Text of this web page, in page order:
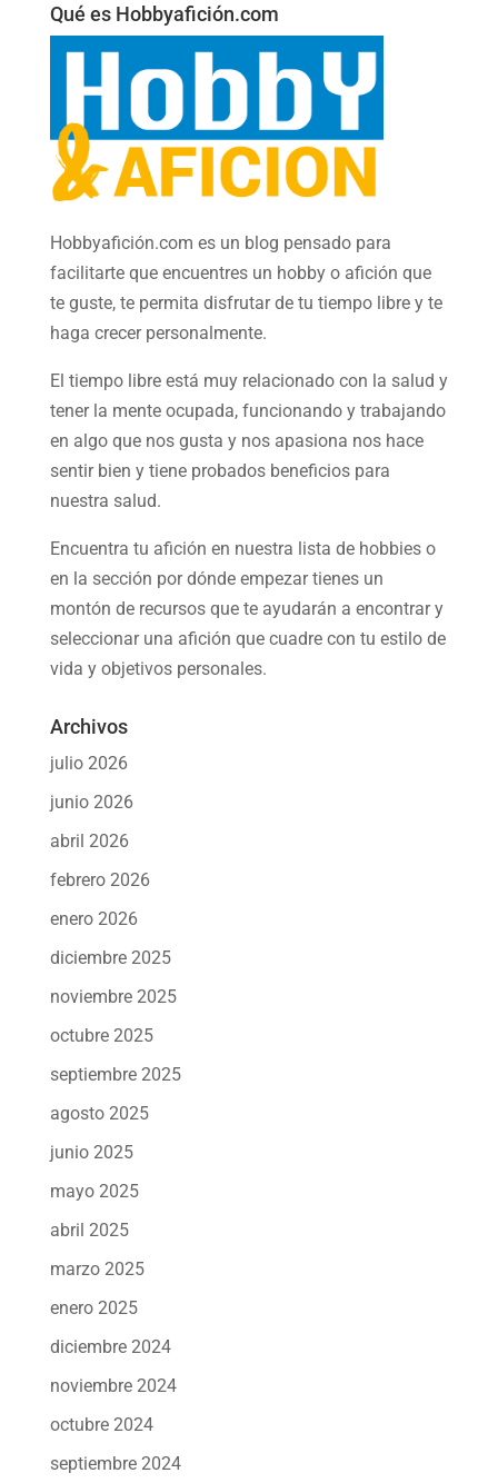
Qué es Hobbyafición.com
Hobbyafición.com es un blog pensado para
facilitarte que encuentres un hobby o afición que
te guste, te permita disfrutar de tu tiempo libre y te
haga crecer personalmente.
El tiempo libre está muy relacionado con la salud y
tener la mente ocupada, funcionando y trabajando
en algo que nos gusta y nos apasiona nos hace
sentir bien y tiene probados beneficios para
nuestra salud.
Encuentra tu afición en nuestra lista de hobbieso
en la sección por dónde empezar tienes un
montón de recursos que te ayudarán a encontrar y
seleccionar una afición que cuadre con tu estilo de
vida y objetivos personales.
Archivos
julio 2026
junio 2026
abril 2026
febrero 2026
enero 2026
diciembre 2025
noviembre 2025
octubre 2025
septiembre 2025
agosto 2025
junio 2025
mayo 2025
abril 2025
marzo 2025
enero 2025
diciembre 2024
noviembre 2024
octubre 2024
septiembre 2024